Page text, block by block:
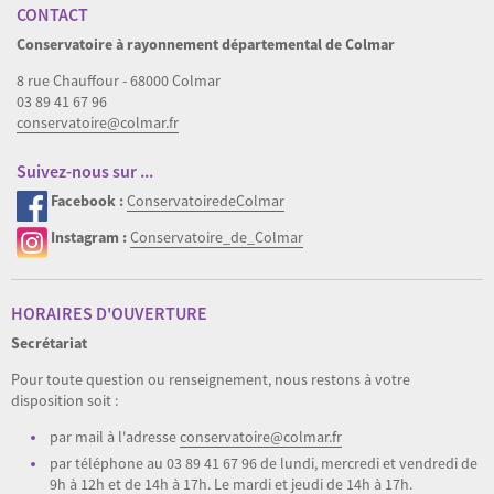
CONTACT
Conservatoire à rayonnement départemental de Colmar
8 rue Chauffour - 68000 Colmar
03 89 41 67 96
conservatoire@colmar.fr
Suivez-nous sur ...
Facebook :ConservatoiredeColmar
Instagram :Conservatoire_de_Colmar
HORAIRES D'OUVERTURE
Secrétariat
Pour toute question ou renseignement, nous restons à votre
disposition soit :
par mail à l'adresseconservatoire@colmar.fr
par téléphone au 03 89 41 67 96 de lundi, mercredi et vendredi de
9h à 12h et de 14h à 17h. Le mardi et jeudi de 14h à 17h.